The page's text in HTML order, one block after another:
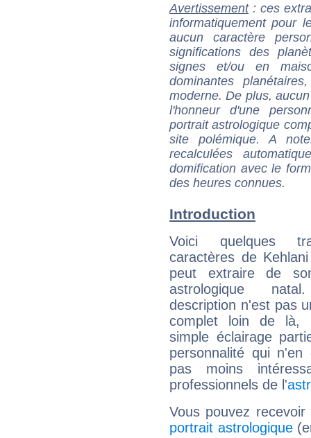
Avertissement: ces
informatiquement pour
aucun caractère
significations des
signes et/ou en
dominantes
moderne. De plus,
l'honneur d'une
portrait astrologique
site polémique. A
recalculées
domification avec le
des heures connues.
Introduction
Voici quelques
caractères de
peut extraire de
astrologique
description n'est pas
complet loin de là,
simple éclairage
personnalité qui n'en
pas moins
professionnels de l'
Vous pouvez
portrait astrologique